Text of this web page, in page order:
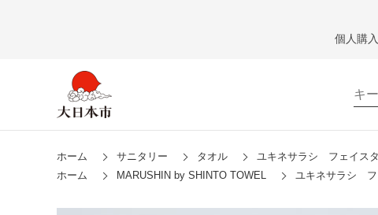
個人購
ホーム サニタリー タオル
ユキネサラシ フェイス
ホーム
MARUSHIN by SHINTO TOWEL ユキネサラシ フ